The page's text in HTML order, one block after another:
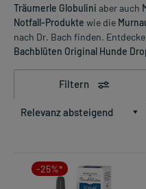
Träumerle Globulini aber auch
Notfall-Produkte wie die
nach Dr. Bach finden.
Bachblüten Original Hunde
Filtern
Relevanz absteigend
-25%*